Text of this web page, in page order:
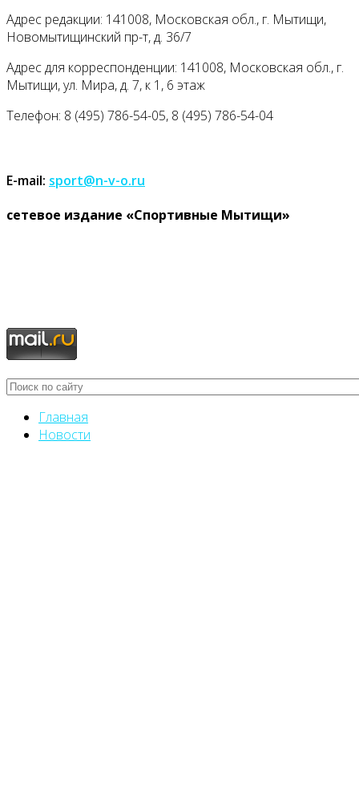
Адрес редакции: 141008, Московская обл., г. Мытищи,
Новомытищинский пр-т, д. 36/7
Адрес для корреспонденции: 141008, Московская обл., г.
Мытищи, ул. Мира, д. 7, к 1, 6 этаж
Телефон: 8 (495) 786-54-05, 8 (495) 786-54-04
E-mail: sport@n-v-o.ru
cетевое издание «Спортивные Мытищи»
Главная
Новости